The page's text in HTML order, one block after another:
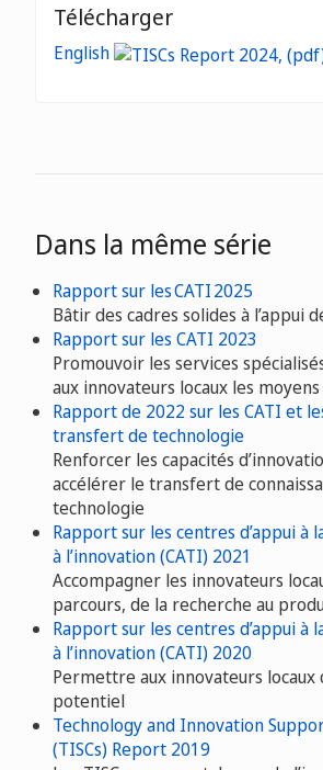
Télécharger
English
Dans la même série
Rapport sur les CATI 2025
Bâtir des cadres solides à l’appui
Rapport sur les CATI 2023
Promouvoir les services
aux innovateurs locaux les moyens
Rapport de 2022 sur les CATI et
transfert de technologie
Renforcer les capacités
accélérer le transfert de
technologie
Rapport sur les centres d’appui à
à l’innovation (CATI) 2021
Accompagner les innovateurs
parcours, de la recherche au
Rapport sur les centres d’appui à
à l’innovation (CATI) 2020
Permettre aux innovateurs
potentiel
Technology and Innovation
(TISCs) Report 2019